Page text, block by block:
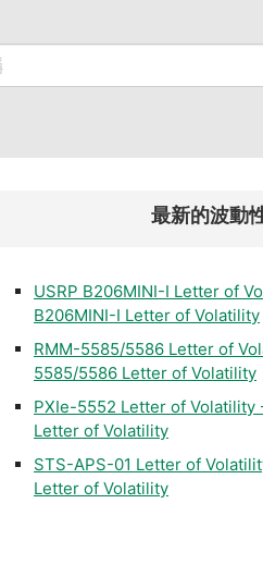
最新的波動
USRP B206MINI-I Letter of
B206MINI-I Letter of Volatility
RMM-5585/5586 Letter of
5585/5586 Letter of Volatility
PXIe-5552 Letter of Volatility
Letter of Volatility
STS-APS-01 Letter of
Letter of Volatility